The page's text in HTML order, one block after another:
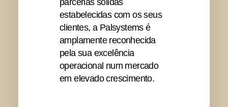
parcerias sólidas
estabelecidas com os seus
clientes, a Palsystems é
amplamente reconhecida
pela sua excelência
operacional num mercado
em elevado crescimento.